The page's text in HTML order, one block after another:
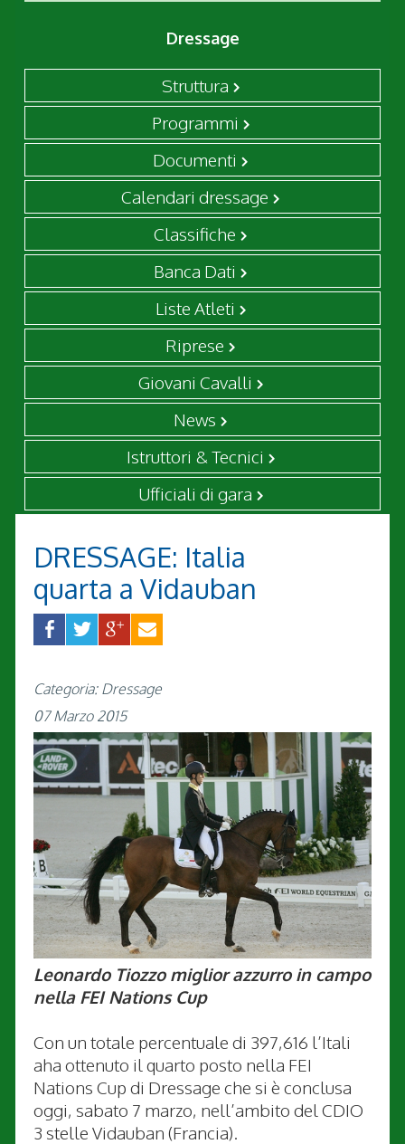
Dressage
Struttura
Programmi
Documenti
Calendari dressage
Classifiche
Banca Dati
Liste Atleti
Riprese
Giovani Cavalli
News
Istruttori & Tecnici
Ufficiali di gara
DRESSAGE: Italia
quarta a Vidauban
Categoria: Dressage
07 Marzo 2015
Leonardo Tiozzo miglior azzurro in campo
nella FEI Nations Cup
Con un totale percentuale di 397,616 l’Itali
aha ottenuto il quarto posto nella FEI
Nations Cup di Dressage che si è conclusa
oggi, sabato 7 marzo, nell’ambito del CDIO
3 stelle Vidauban (Francia).